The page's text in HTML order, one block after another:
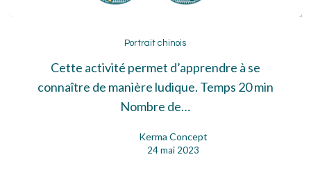
chinois
Portrait chinois
Cette activité permet d’apprendre à se
connaître de manière ludique. Temps 20 min
Nombre de…
Kerma Concept
24 mai 2023